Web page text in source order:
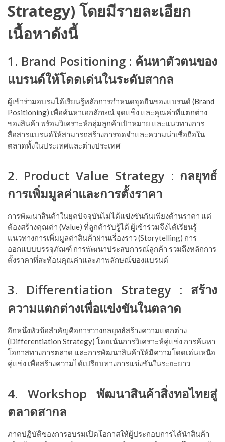
Strategy) โดยมีรายละเอียก
เนื้อหาดังนี้
1. Brand Positioning : ค้นหาตัวตนของ
แบรนด์ให้โดดเด่นในระดับสากล
ผู้เข้าร่วมอบรมได้เรียนรู้หลักการกำหนดจุดยืนของแบรนด์ (Brand
Positioning) เพื่อค้นหาเอกลักษณ์ จุดแข็ง และคุณค่าที่แตกต่าง
ของสินค้า พร้อมวิเคราะห์กลุ่มลูกค้าเป้าหมาย และแนวทางการ
สื่อสารแบรนด์ให้สามารถสร้างการจดจำและความน่าเชื่อถือใน
ตลาดทั้งในประเทศและต่างประเทศ
2. Product Value Strategy : กลยุทธ์
การเพิ่มมูลค่าและการตั้งราคา
การพัฒนาสินค้าในยุคปัจจุบันไม่ได้แข่งขันกันเพียงด้านราคา แต่
ต้องสร้างคุณค่า (Value) ที่ลูกค้ารับรู้ได้ ผู้เข้าร่วมจึงได้เรียนรู้
แนวทางการเพิ่มมูลค่าสินค้าผ่านเรื่องราว (Storytelling) การ
ออกแบบบรรจุภัณฑ์ การพัฒนาประสบการณ์ลูกค้า รวมถึงหลักการ
ตั้งราคาที่สะท้อนคุณค่าและภาพลักษณ์ของแบรนด์
3. Differentiation Strategy : สร้าง
ความแตกต่างเพื่อแข่งขันในตลาด
อีกหนึ่งหัวข้อสำคัญคือการวางกลยุทธ์สร้างความแตกต่าง
(Differentiation Strategy) โดยเน้นการวิเคราะห์คู่แข่ง การค้นหา
โอกาสทางการตลาด และการพัฒนาสินค้าให้มีความโดดเด่นเหนือ
คู่แข่ง เพื่อสร้างความได้เปรียบทางการแข่งขันในระยะยาว
4. Workshop พัฒนาสินค้าสิ่งทอไทยสู่
ตลาดสากล
ภาคปฏิบัติของการอบรมเปิดโอกาสให้ผู้ประกอบการได้นำสินค้า